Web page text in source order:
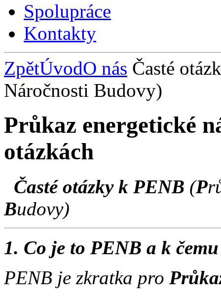
Spolupráce
Kontakty
ZpětÚvodO nás Časté
Náročnosti Budovy)
Průkaz energetické
otázkách
Časté otázky k PENB (P
Budovy)
1. Co je to PENB a k
PENB je zkratka pro